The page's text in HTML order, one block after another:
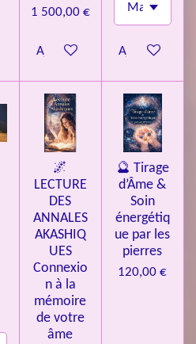
1 500,00 €
Ajouter au panierAjouter au
🌌
LECTURE
DES
ANNALES
AKASHIQ
UES
Connexio
n à la
mémoire
de votre
âme
🔮 Tirage
d’Âme &
Soin
énergétiq
ue par les
pierres
120,00 €